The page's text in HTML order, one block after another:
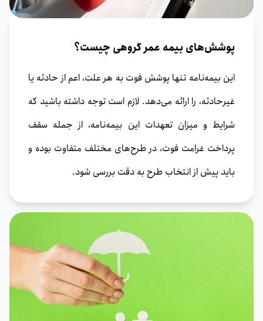
پوشش‌های بیمه عمر گروهی چیست؟
این بیمه‌نامه تنها پوشش فوت به هر علت، اعم از حادثه یا
غیرحادثه، را ارائه می‌دهد. لازم است توجه داشته باشید که
شرایط و میزان تعهدات این بیمه‌نامه، از جمله سقف
پرداخت غرامت فوت، در طرح‌های مختلف متفاوت بوده و
باید پیش از انتخاب طرح به دقت بررسی شود.